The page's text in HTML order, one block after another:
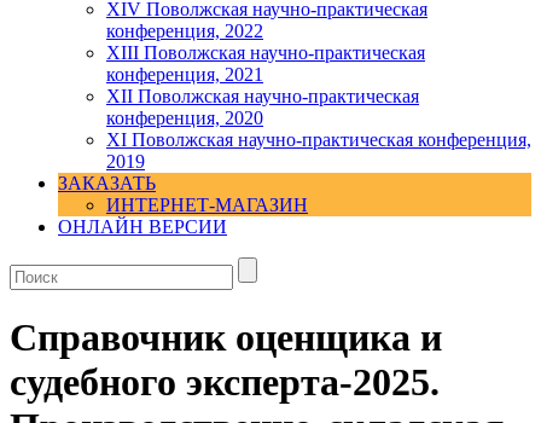
ХIV Поволжская научно-практическая
конференция, 2022
ХIII Поволжская научно-практическая
конференция, 2021
ХII Поволжская научно-практическая
конференция, 2020
XI Поволжская научно-практическая конференция,
2019
ЗАКАЗАТЬ
ИНТЕРНЕТ-МАГАЗИН
ОНЛАЙН ВЕРСИИ
Справочник оценщика и
судебного эксперта-2025.